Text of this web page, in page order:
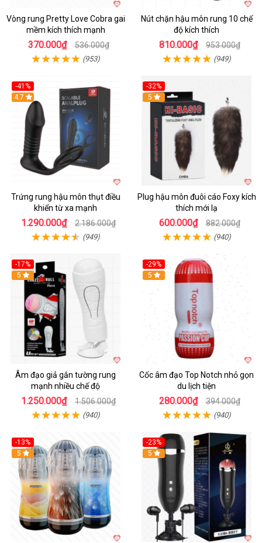
Vòng rung Pretty Love Cobra gai
mềm kích thích mạnh
370.000₫ 536.000₫
(953)
Nút chặn hậu môn rung 10 chế
độ kích thích
810.000₫ 953.000₫
(949)
-41%
Hot
4.7
Trứng rung hậu môn thụt điều
khiển từ xa mạnh
1.290.000₫ 2.186.000₫
(949)
-32%
Hot
5
Plug hậu môn đuôi cáo Foxy kích
thích mới lạ
600.000₫ 882.000₫
(940)
-17%
5
Âm đạo giả gắn tường rung
mạnh nhiều chế độ
1.250.000₫ 1.506.000₫
(940)
-29%
5
Cốc âm đạo Top Notch nhỏ gọn
du lịch tiện
280.000₫ 394.000₫
(940)
-13%
Hot
5
-23%
5